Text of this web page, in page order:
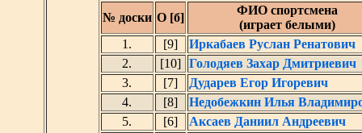
№ доски О [б]
ФИО спортсмена
(играет белыми)
1.
[9]
Иркабаев Руслан Ренатович
2.
[10]
Голодяев Захар Дмитриевич
3.
[7]
Дударев Егор Игоревич
4.
[8]
Недобежкин Илья
5.
[6]
Аксаев Даниил Андреевич